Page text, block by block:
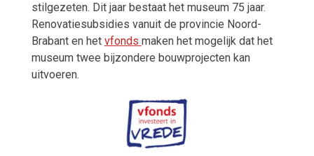
stilgezeten. Dit jaar bestaat het museum 75 jaar.
Renovatiesubsidies vanuit de provincie Noord-
Brabant en het vfonds maken het mogelijk dat het
museum twee bijzondere bouwprojecten kan
uitvoeren.